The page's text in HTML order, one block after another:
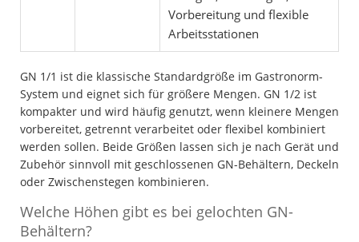
Vorbereitung und flexible
Arbeitsstationen
GN 1/1 ist die klassische Standardgröße im Gastronorm-
System und eignet sich für größere Mengen. GN 1/2 ist
kompakter und wird häufig genutzt, wenn kleinere Mengen
vorbereitet, getrennt verarbeitet oder flexibel kombiniert
werden sollen. Beide Größen lassen sich je nach Gerät und
Zubehör sinnvoll mit geschlossenen GN-Behältern, Deckeln
oder Zwischenstegen kombinieren.
Welche Höhen gibt es bei gelochten GN-
Behältern?